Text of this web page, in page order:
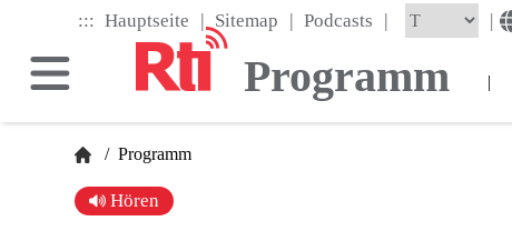
main
content
::: Hauptseite | Sitemap | Podcasts | |
Programm |
/ Programm
Hören